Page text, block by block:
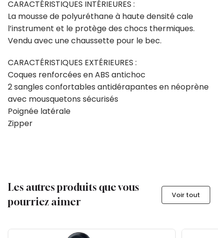
CARACTÉRISTIQUES INTÉRIEURES :
La mousse de polyuréthane à haute densité cale
l’instrument et le protège des chocs thermiques.
Vendu avec une chaussette pour le bec.
CARACTÉRISTIQUES EXTÉRIEURES :
Coques renforcées en ABS antichoc
2 sangles confortables antidérapantes en néoprène
avec mousquetons sécurisés
Poignée latérale
Zipper
Les autres produits que vous
pourriez aimer
Voir tout